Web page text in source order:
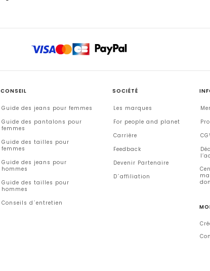
CONSEIL
Guide des jeans pour femmes
Guide des pantalons pour
femmes
Guide des tailles pour
femmes
Guide des jeans pour
hommes
Guide des tailles pour
hommes
Conseils d´entretien
SOCIÉTÉ
Les marques
For people and planet
Carrière
Feedback
Devenir Partenaire
D´affiliation